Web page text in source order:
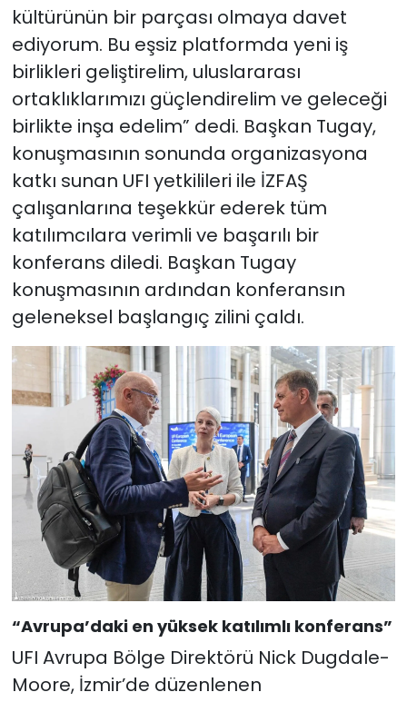
kültürünün bir parçası olmaya davet
ediyorum. Bu eşsiz platformda yeni iş
birlikleri geliştirelim, uluslararası
ortaklıklarımızı güçlendirelim ve geleceği
birlikte inşa edelim” dedi. Başkan Tugay,
konuşmasının sonunda organizasyona
katkı sunan UFI yetkilileri ile İZFAŞ
çalışanlarına teşekkür ederek tüm
katılımcılara verimli ve başarılı bir
konferans diledi. Başkan Tugay
konuşmasının ardından konferansın
geleneksel başlangıç zilini çaldı.
“Avrupa’daki en yüksek katılımlı konferans”
UFI Avrupa Bölge Direktörü Nick Dugdale-
Moore, İzmir’de düzenlenen